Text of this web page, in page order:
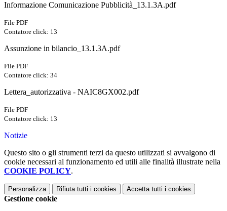
Informazione Comunicazione Pubblicità_13.1.3A.pdf
File PDF
Contatore click: 13
Assunzione in bilancio_13.1.3A.pdf
File PDF
Contatore click: 34
Lettera_autorizzativa - NAIC8GX002.pdf
File PDF
Contatore click: 13
Notizie
Questo sito o gli strumenti terzi da questo utilizzati si avvalgono di
cookie necessari al funzionamento ed utili alle finalità illustrate nella
COOKIE POLICY.
Personalizza Rifiuta tutti i cookies Accetta tutti i cookies
Gestione cookie